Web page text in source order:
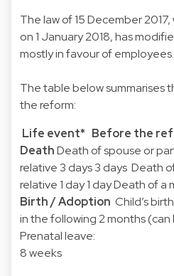
The law of 15 December
on 1 January 2018, has
mostly in favour of employees.
The table below summarises
the reform:
Life event* Before the
DeathDeath of spouse or
relative 3 days 3 days Death
relative 1 day 1 day Death of a
Birth / Adoption Child’s
in the following 2 months
Prenatal leave:
8 weeks